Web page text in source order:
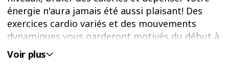
énergie n'aura jamais été aussi plaisant! Des
exercices cardio variés et des mouvements
dynamiques vous garderont motivés du début à
la fin.
Voir plus